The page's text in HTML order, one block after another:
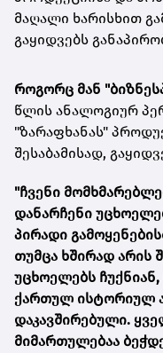
მაღალი ხარისხით
გაყიდვებს
როგორც მან
წლის ანალოგიურ
"ზარაფხანას"
შესაბამისად,
"ჩვენი
დანარჩენი
პირადი
თუმცა ხშირად არის
უცხოელებს
ქართულ ისტორიულ
დაკავშირებული.
მიმართულებაა